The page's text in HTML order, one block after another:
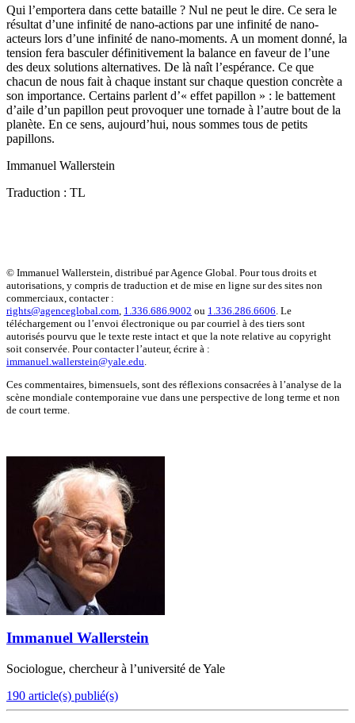
Qui l’emportera dans cette bataille ? Nul ne peut le dire. Ce sera le
résultat d’une infinité de nano-actions par une infinité de nano-
acteurs lors d’une infinité de nano-moments. A un moment donné, la
tension fera basculer définitivement la balance en faveur de l’une
des deux solutions alternatives. De là naît l’espérance. Ce que
chacun de nous fait à chaque instant sur chaque question concrète a
son importance. Certains parlent d’« effet papillon » : le battement
d’aile d’un papillon peut provoquer une tornade à l’autre bout de la
planète. En ce sens, aujourd’hui, nous sommes tous de petits
papillons.
Immanuel Wallerstein
Traduction : TL
© Immanuel Wallerstein, distribué par Agence Global. Pour tous droits et
autorisations, y compris de traduction et de mise en ligne sur des sites non
commerciaux, contacter :
rights@agenceglobal.com, 1.336.686.9002 ou 1.336.286.6606. Le
téléchargement ou l’envoi électronique ou par courriel à des tiers sont
autorisés pourvu que le texte reste intact et que la note relative au copyright
soit conservée. Pour contacter l’auteur, écrire à :
immanuel.wallerstein@yale.edu.
Ces commentaires, bimensuels, sont des réflexions consacrées à l’analyse de la
scène mondiale contemporaine vue dans une perspective de long terme et non
de court terme.
Immanuel Wallerstein
Sociologue, chercheur à l’université de Yale
190 article(s) publié(s)